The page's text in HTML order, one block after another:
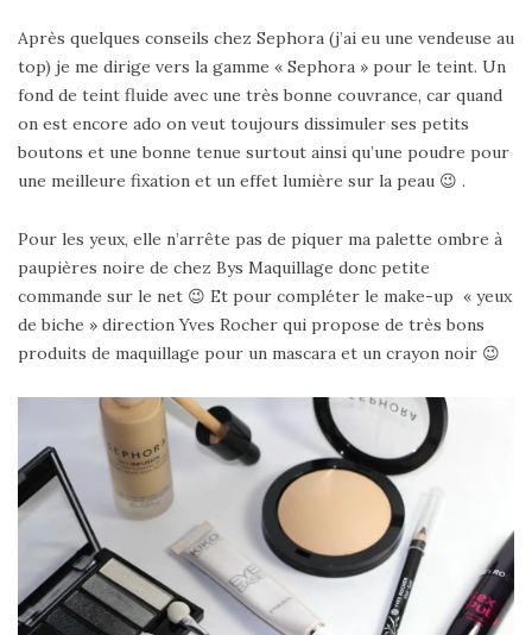
Après quelques conseils chez Sephora (j’ai eu une vendeuse au
top) je me dirige vers la gamme « Sephora » pour le teint. Un
fond de teint fluide avec une très bonne couvrance, car quand
on est encore ado on veut toujours dissimuler ses petits
boutons et une bonne tenue surtout ainsi qu’une poudre pour
une meilleure fixation et un effet lumière sur la peau 😉 .
Pour les yeux, elle n’arrête pas de piquer ma palette ombre à
paupières noire de chez Bys Maquillage donc petite
commande sur le net 😉 Et pour compléter le make-up « yeux
de biche » direction Yves Rocher qui propose de très bons
produits de maquillage pour un mascara et un crayon noir 😉